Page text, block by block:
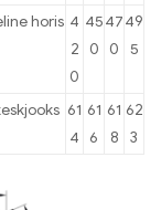
horis 4
2
0
45
0
47
0
49
5
61
4
61
6
61
8
62
3